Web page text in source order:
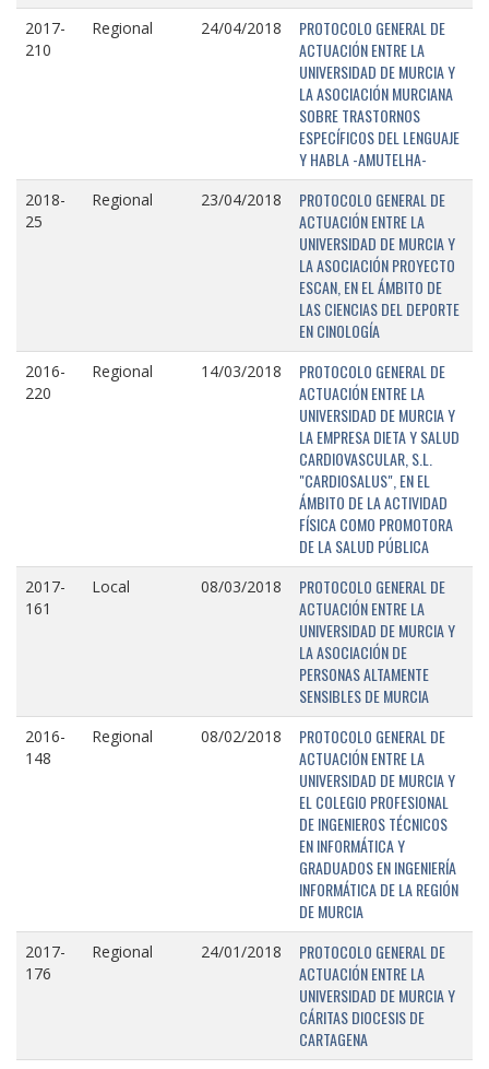
2017-
210
Regional 24/04/2018
PROTOCOLO GENERAL DE
ACTUACIÓN ENTRE LA
UNIVERSIDAD DE MURCIA Y
LA ASOCIACIÓN MURCIANA
SOBRE TRASTORNOS
ESPECÍFICOS DEL LENGUAJE
Y HABLA -AMUTELHA-
2018-
25
Regional 23/04/2018
PROTOCOLO GENERAL DE
ACTUACIÓN ENTRE LA
UNIVERSIDAD DE MURCIA Y
LA ASOCIACIÓN PROYECTO
ESCAN, EN EL ÁMBITO DE
LAS CIENCIAS DEL DEPORTE
EN CINOLOGÍA
2016-
220
Regional 14/03/2018
PROTOCOLO GENERAL DE
ACTUACIÓN ENTRE LA
UNIVERSIDAD DE MURCIA Y
LA EMPRESA DIETA Y SALUD
CARDIOVASCULAR, S.L.
"CARDIOSALUS", EN EL
ÁMBITO DE LA ACTIVIDAD
FÍSICA COMO PROMOTORA
DE LA SALUD PÚBLICA
2017-
161
Local 08/03/2018
PROTOCOLO GENERAL DE
ACTUACIÓN ENTRE LA
UNIVERSIDAD DE MURCIA Y
LA ASOCIACIÓN DE
PERSONAS ALTAMENTE
SENSIBLES DE MURCIA
2016-
148
Regional 08/02/2018
PROTOCOLO GENERAL DE
ACTUACIÓN ENTRE LA
UNIVERSIDAD DE MURCIA Y
EL COLEGIO PROFESIONAL
DE INGENIEROS TÉCNICOS
EN INFORMÁTICA Y
GRADUADOS EN INGENIERÍA
INFORMÁTICA DE LA REGIÓN
DE MURCIA
2017-
176
Regional 24/01/2018
PROTOCOLO GENERAL DE
ACTUACIÓN ENTRE LA
UNIVERSIDAD DE MURCIA Y
CÁRITAS DIOCESIS DE
CARTAGENA